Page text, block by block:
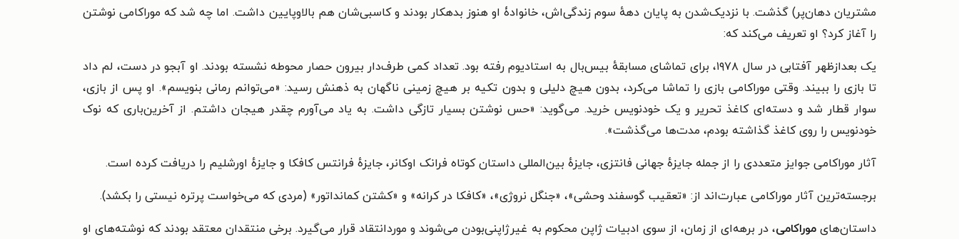
مشتریان دهان‌پر) گذشت. با نزدیک‌شدن به پایان دههٔ سوم زندگی‌اش، خانوادۀ او هنوز بدهکار بودند و کاسبی‌شان هم بالاوپایین داشت. اما چه شد که موراکامی نوشتن
را آغاز کرد؟ او تعریف می‌کند که:
یک بعدازظهر آفتابی در سال ۱۹۷۸، برای تماشای مسابقهٔ بیس‌بال به استادیوم رفته بود. تعداد کمی طرف‌دار بیرون حصار محوطه نشسته بودند. او آبجو در دست، لم داد
تا بازی را ببیند. وقتی موراکامی بازی را تماشا می‌کرد، بدون هیچ دلیلی و بدون تکیه بر هیچ زمینی ناگهان به ذهنش رسید: «می‌توانم رمانی بنویسم». او پس از بازی،
سوار قطار شد و دسته‌ای کاغذ تحریر و یک خودنویس خرید. می‌گوید: «حس نوشتن بسیار تازگی داشت. به یاد می‌آورم چقدر هیجان داشتم. از آخرین‌باری که نوک
خودنویس را روی کاغذ گذاشته بودم، مدت‌ها می‌گذشت».
آثار موراکامی جوایز متعددی را از جمله جایزهٔ جهانی فانتزی، جایزهٔ بین‌المللی داستان کوتاه فرانک اوکانر، جایزهٔ فرانتس کافکا و جایزهٔ اورشلیم را دریافت کرده است.
برجسته‌ترین آثار موراکامی عبارت‌اند از: «تعقیب گوسفند وحشی»، «جنگل نروژی»، «کافکا در کرانه» و «کشتن کمانداتور» (مردی که می‌خواست پرتره نیستی را بکشد).
داستان‌هایموراکامی، در برهه‌ای از زمان، از سوی ادبیات ژاپن محکوم به غیرژاپنی‌بودن می‌شوند و موردانتقاد قرار می‌گیرد. برخی منتقدان معتقد بودند که نوشته‌های او